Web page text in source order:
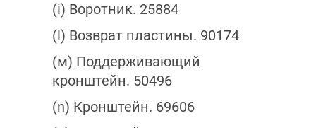
(i) Воротник. 25884
(l) Возврат пластины. 90174
(м) Поддерживающий
кронштейн. 50496
(n) Кронштейн. 69606